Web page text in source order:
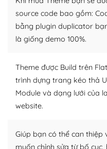
Nếu bạn gặp khó khăn,
kiếm những cộng đồng
lời, giải đáp vấn đề của
– Đa dạng plugin và
Plugin mở rộng là thành
source code bao gồm:
bằng plugin duplicator
là giống demo 100%.
Theme được Build trên
trình dựng trang kéo thả
Module và dạng lưới của
website.
Giúp bạn có thể can
muốn chỉnh sửa từ bố